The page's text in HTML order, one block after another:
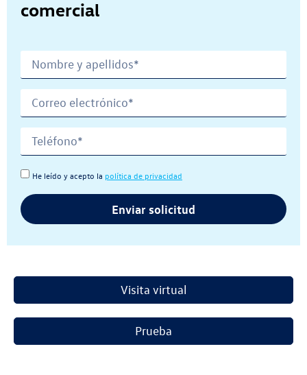
comercial
He leído y acepto la política de privacidad
Enviar solicitud
Visita virtual
Prueba